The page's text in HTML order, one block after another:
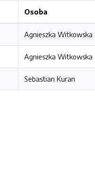
Osoba
Agnieszka Witkowska
Agnieszka Witkowska
Sebastian Kuran